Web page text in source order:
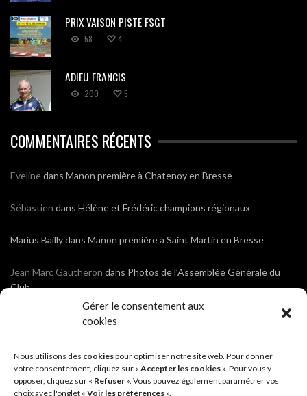
Gérer le consentement aux
cookies
Nous utilisons des cookiespour optimiser notre site web. Pour donner
votre consentement, cliquez sur « Accepter les cookies ». Pour vous y
opposer, cliquez sur « Refuser ». Vous pouvez également paramétrer vos
choix avec l'onglet « Voir les préférences ».
PRIX VAISON PISTE FSGT
58 4
ADIEU FRANCIS
200 5
COMMENTAIRES RÉCENTS
Evelinedans Manon première à Chatenoy en Bresse
Sébastien dans Hélène et Frédéric champions régionaux
Marius Baillydans Manon première à Saint Martin en Bresse
Jean Marc Gautheron dans Photos de l’Assemblée Générale du
Club
Photos de l’Assemblée Générale du Club
Sébastien dans Cyclocross de Brochon (21)
Breniauxdans Cyclocross de Brochon (21)